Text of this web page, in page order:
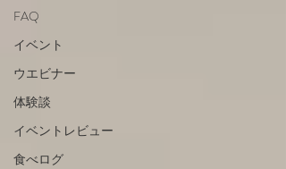
FAQ
イベント
ウエビナー
体験談
イベントレビュー
食べログ